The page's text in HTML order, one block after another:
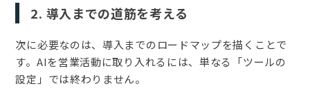
2. 導入までの道筋を考える
次に必要なのは、導入までのロードマップを描くことで
す。AIを営業活動に取り入れるには、単なる「ツールの
設定」では終わりません。